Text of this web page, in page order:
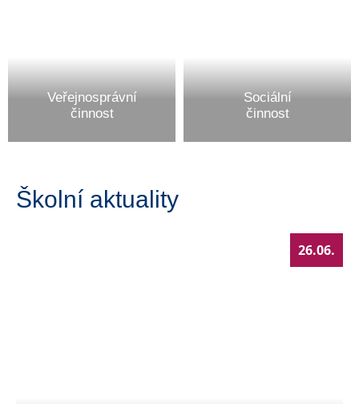
Veřejnosprávní
činnost
Sociální
činnost
Školní aktuality
26.06.